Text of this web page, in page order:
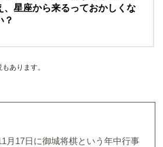
、星座から来るっておかしくな
？
あります。
月17日に御城将棋という年中行事